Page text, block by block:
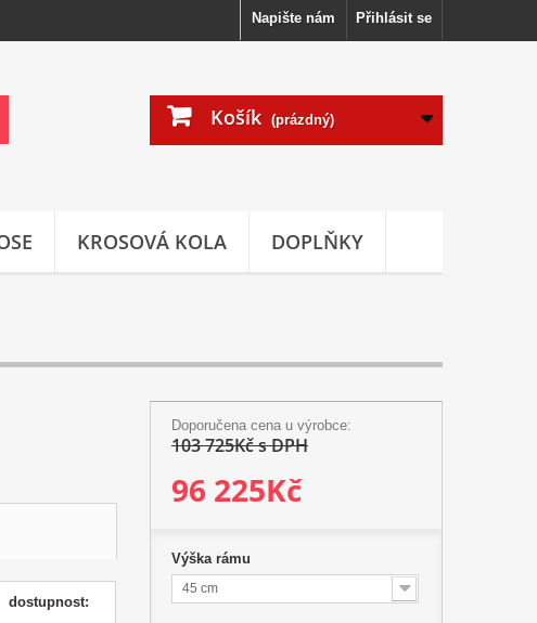
Přihlásit se
Napište nám
Košík (prázdný)
KROSOVÁ KOLA DOPLŇKY
dostupnost:
Doporučena cena u výrobce:
103 725Kč s DPH
96 225Kč
Výška rámu
45 cm